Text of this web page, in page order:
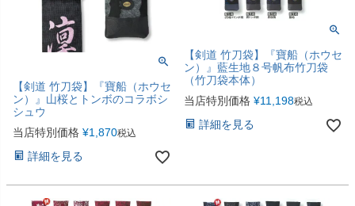
【剣道 竹刀袋】『寶船（ホウセ
ン）』山桜とトンボのコラボシ
シュウ
当店特別価格 ¥1,870税込
詳細を見る
【剣道 竹刀袋】『寶船（ホウセ
ン）』藍生地８号帆布竹刀袋
（竹刀袋本体）
当店特別価格 ¥11,198税込
詳細を見る